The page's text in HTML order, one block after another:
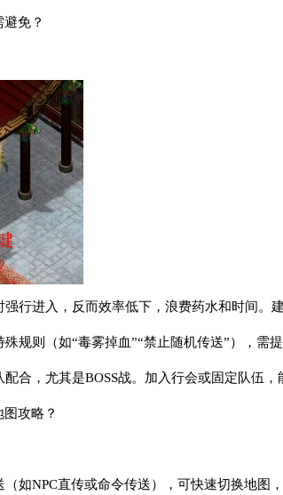
免？
行进入，反而效率低下，浪费药水和时间。
规则（如“毒雾掉血”“禁止随机传送”），需
合，尤其是BOSS战。加入行会或固定队伍，
攻略？
如NPC直传或命令传送），可快速切换地图，